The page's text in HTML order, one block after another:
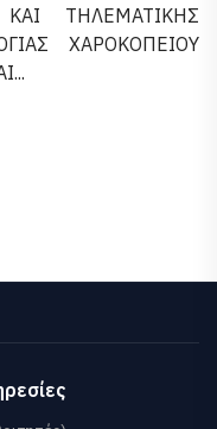
ΤΗΛΕΜΑΤΙΚΗΣ
ΧΑΡΟΚΟΠΕΙΟΥ